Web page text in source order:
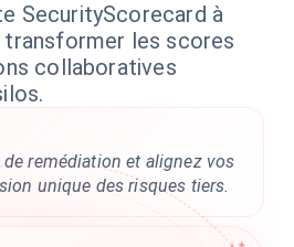
SecurityScorecard à
les scores
collaboratives
remédiation et alignez vos
unique des risques tiers.